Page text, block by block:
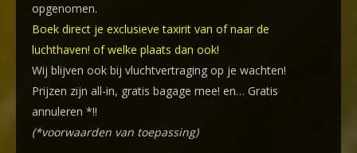
opgenomen.
Boek direct je exclusieve taxirit van of naar de
luchthaven! of welke plaats dan ook!
Wij blijven ook bij vluchtvertraging op je wachten!
Prijzen zijn all-in, gratis bagage mee! en… Gratis
annuleren *!!
(*voorwaarden van toepassing)